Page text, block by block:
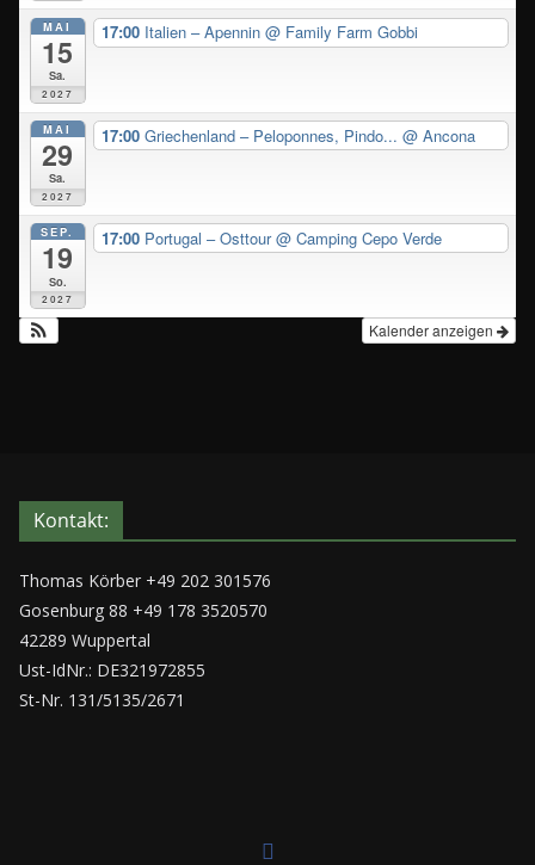
MAI
15
Sa.
2027
17:00 Italien – Apennin @ Family Farm Gobbi
MAI
29
Sa.
2027
17:00 Griechenland – Peloponnes, Pindo... @ Ancona
SEP.
19
So.
2027
17:00 Portugal – Osttour@ Camping Cepo Verde
Kalender anzeigen
Kontakt:
Thomas Körber +49 202 301576
Gosenburg 88 +49 178 3520570
42289 Wuppertal
Ust-IdNr.: DE321972855
St-Nr. 131/5135/2671